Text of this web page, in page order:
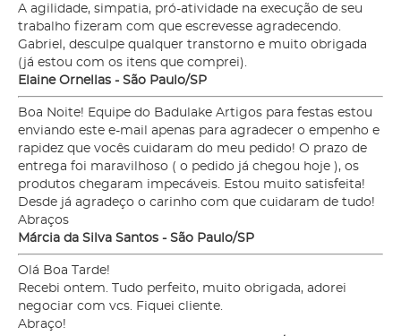
A agilidade, simpatia, pró-atividade na execução de seu
trabalho fizeram com que escrevesse agradecendo.
Gabriel, desculpe qualquer transtorno e muito obrigada
(já estou com os itens que comprei).
Elaine Ornellas - São Paulo/SP
Boa Noite! Equipe do Badulake Artigos para festas estou
enviando este e-mail apenas para agradecer o empenho e
rapidez que vocês cuidaram do meu pedido! O prazo de
entrega foi maravilhoso ( o pedido já chegou hoje ), os
produtos chegaram impecáveis. Estou muito satisfeita!
Desde já agradeço o carinho com que cuidaram de tudo!
Abraços
Márcia da Silva Santos - São Paulo/SP
Olá Boa Tarde!
Recebi ontem. Tudo perfeito, muito obrigada, adorei
negociar com vcs. Fiquei cliente.
Abraço!